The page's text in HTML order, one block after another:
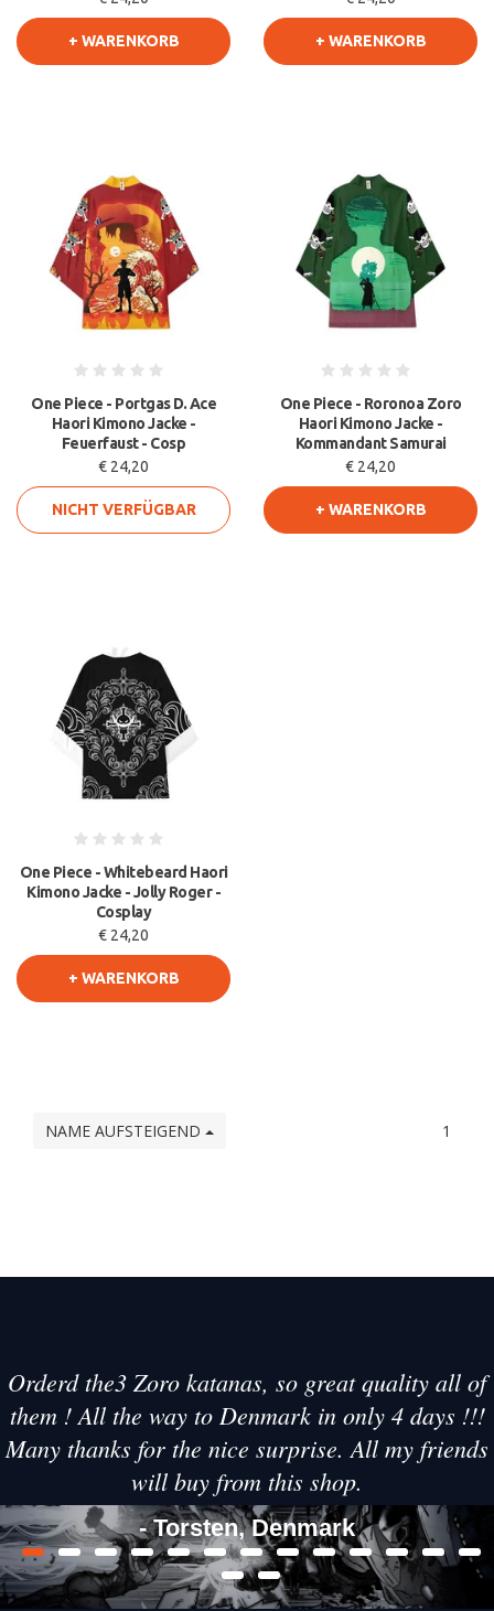
+ WARENKORB + WARENKORB
One Piece - Portgas D. Ace
Haori Kimono Jacke -
Feuerfaust - Cosp
€ 24,20
NICHT VERFÜGBAR
One Piece - Roronoa Zoro
Haori Kimono Jacke -
Kommandant Samurai
€ 24,20
+ WARENKORB
One Piece - Whitebeard Haori
Kimono Jacke - Jolly Roger -
Cosplay
€ 24,20
+ WARENKORB
NAME AUFSTEIGEND 1
Orderd the3 Zoro katanas, so great quality all of
them ! All the way to Denmark in only 4 days !!!
Many thanks for the nice surprise. All my friends
will buy from this shop.
- Torsten, Denmark